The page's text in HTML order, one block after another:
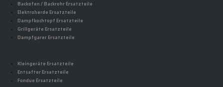
Backofen / Backrohr Ersatzteile
Elektroherde Ersatzteile
Dampfkochtopf Ersatzteile
Grillgeräte Ersatzteile
Dampfgarer Ersatzteile
Kleingeräte Ersatzteile
Entsafter Ersatzteile
Fondue Ersatzteile